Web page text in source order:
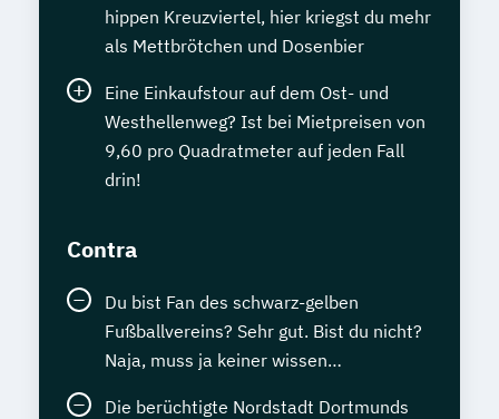
hippen Kreuzviertel, hier kriegst du mehr
als Mettbrötchen und Dosenbier
Eine Einkaufstour auf dem Ost- und
Westhellenweg? Ist bei Mietpreisen von
9,60 pro Quadratmeter auf jeden Fall
drin!
Contra
Du bist Fan des schwarz-gelben
Fußballvereins? Sehr gut. Bist du nicht?
Naja, muss ja keiner wissen…
Die berüchtigte Nordstadt Dortmunds